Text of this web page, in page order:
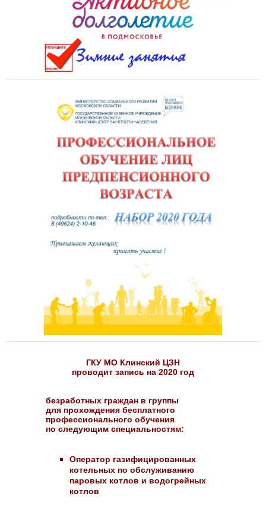
ГКУ МО Клинский ЦЗН
проводит запись на 2020 год
безработных граждан в группы
для прохождения бесплатного
профессионального обучения
по следующим специальностям:
Оператор газифицированных
котельных по обслуживанию
паровых котлов и водогрейных
котлов